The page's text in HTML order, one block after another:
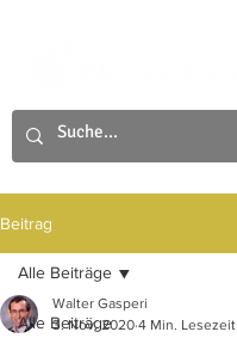
Beitrag
Alle Beiträge
Alle Beiträge
Walter Gasperi
3. Nov. 2020 4 Min. Lesezeit